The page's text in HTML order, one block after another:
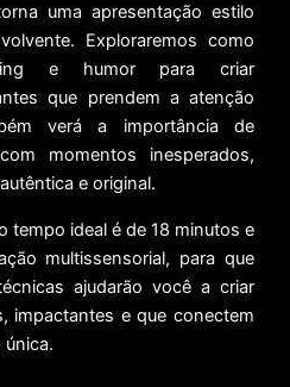
uma apresentação estilo
Exploraremos como
e humor para criar
que prendem a atenção
verá a importância de
momentos inesperados,
e original.
tempo ideal é de 18 minutos e
multissensorial, para que
ajudarão você a criar
impactantes e que conectem